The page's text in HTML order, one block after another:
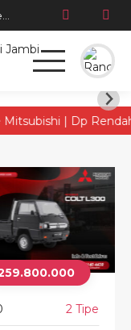
| Dp Rendah
2 Tipe